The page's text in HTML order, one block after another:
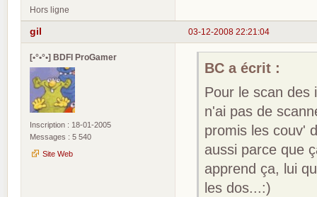
Hors ligne
03-12-2008 22:21:04
gil
[•°•°•] BDFI ProGamer
Inscription : 18-01-2005
Messages : 5 540
Site Web
BC a écrit :
Pour le scan des
n'ai pas de
promis les couv'
aussi parce que
apprend ça, lui
les dos...:)